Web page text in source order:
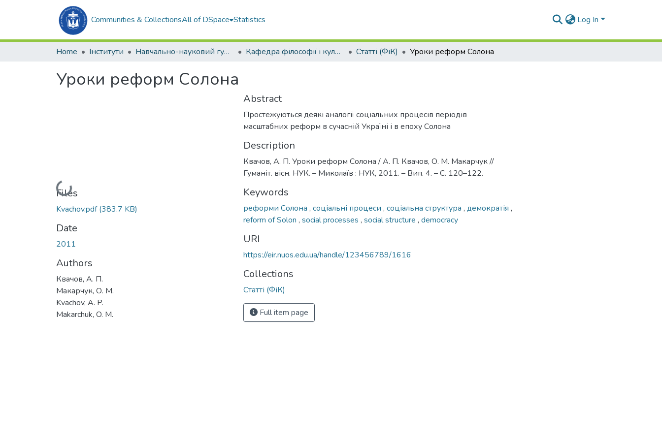
Communities & CollectionsAll of DSpace Statistics Log In
Home Інститути Навчально-науковий гуманітарний інститут (ННГІ) Кафедра філософії і культурології (ФіК) Статті (ФіК) Уроки реформ Солона
Уроки реформ Солона
Loading...
Files
Kvachov.pdf(383.7 KB)
Date
2011
Authors
Квачов, А. П.
Макарчук, О. М.
Kvachov, A. P.
Makarchuk, O. M.
Abstract
Простежуються деякі аналогії соціальних процесів періодів
масштабних реформ в сучасній Україні і в епоху Солона
Description
Квачов, А. П. Уроки реформ Солона / А. П. Квачов, О. М. Макарчук //
Гуманіт. вісн. НУК. – Миколаїв : НУК, 2011. – Вип. 4. – С. 120–122.
Keywords
реформи Солона , соціальні процеси , соціальна структура , демократія ,
reform of Solon , social processes , social structure , democracy
URI
https://eir.nuos.edu.ua/handle/123456789/1616
Collections
Статті (ФіК)
Full item page